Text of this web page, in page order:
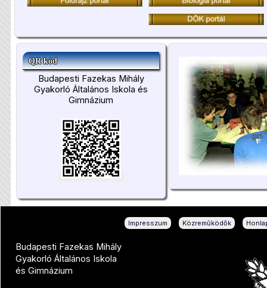
QR kód
Budapesti Fazekas Mihály
Gyakorló Általános Iskola és
Gimnázium
Impresszum Közreműködők
Budapesti Fazekas Mihály
Gyakorló Általános Iskola
és Gimnázium